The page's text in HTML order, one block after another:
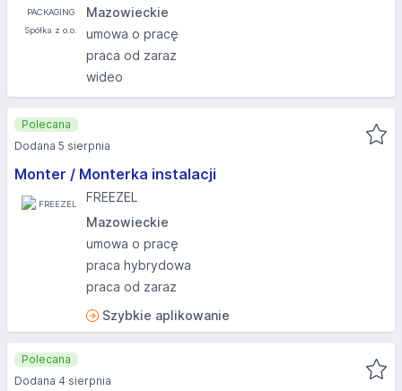
Mazowieckie
umowa o pracę
praca od zaraz
wideo
Monter / Monterka instalacji
FREEZEL
Mazowieckie
umowa o pracę
praca hybrydowa
praca od zaraz
Szybkie aplikowanie
Polecana
Dodana 5 sierpnia
Polecana
Dodana 4 sierpnia